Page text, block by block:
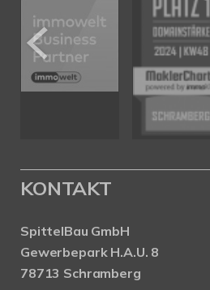
KONTAKT
SpittelBau GmbH
Gewerbepark H.A.U. 8
78713 Schramberg